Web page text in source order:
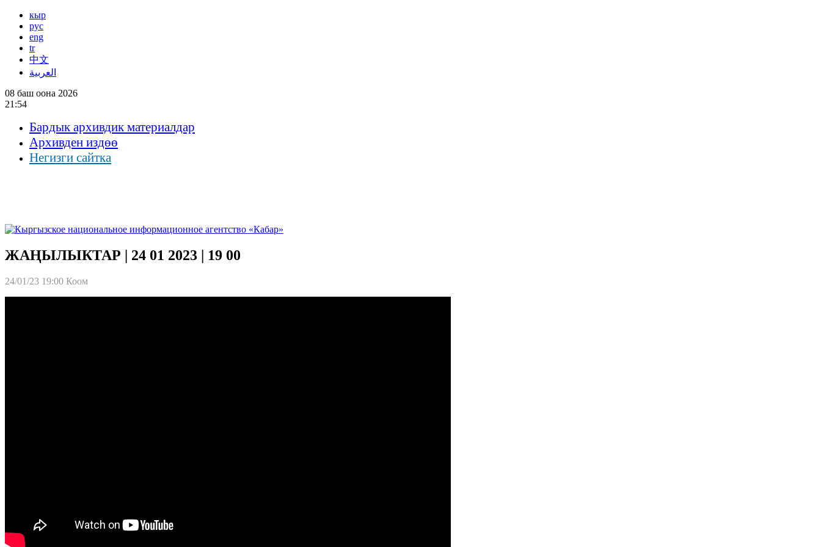
кыр
рус
eng
tr
中文
العربية
08 баш оона 2026
21:54
Бардык архивдик материалдар
Архивден издөө
Негизги сайтка
ЖАҢЫЛЫКТАР | 24 01 2023 | 19 00
24/01/23 19:00 Коом